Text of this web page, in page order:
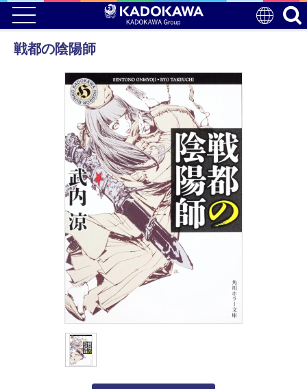
戦都の陰陽師